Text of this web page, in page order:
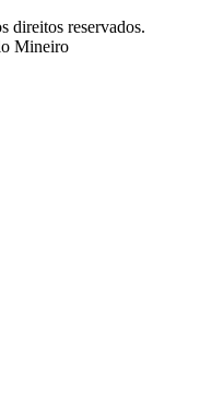
direitos reservados.
Mineiro